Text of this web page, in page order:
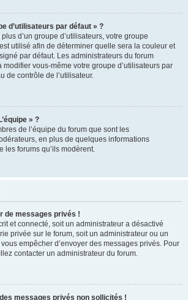
d’utilisateurs par défaut » ?
d’un groupe d’utilisateurs, votre groupe
utilisé afin de déterminer quelle sera la couleur et
par défaut. Les administrateurs du forum
vous-même votre groupe d’utilisateurs par
de contrôle de l’utilisateur.
» ?
de l’équipe du forum que sont les
en plus de quelques informations
les forums qu’ils modèrent.
de messages privés !
et connecté, soit un administrateur a désactivé
privée sur le forum, soit un administrateur ou un
empêcher d’envoyer des messages privés. Pour
contacter un administrateur du forum.
messages privés non sollicités !